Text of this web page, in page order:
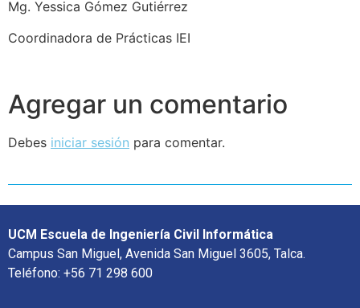
Mg. Yessica Gómez Gutiérrez
Coordinadora de Prácticas IEI
Agregar un comentario
Debes iniciar sesión para comentar.
UCM Escuela de Ingeniería Civil Informática
Campus San Miguel, Avenida San Miguel 3605, Talca.
Teléfono: +56 71 298 600